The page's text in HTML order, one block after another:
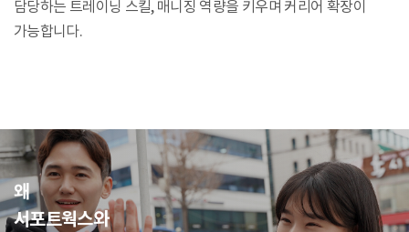
담당하는 트레이닝 스킬, 매니징 역량을 키우며 커리어 확장이
가능합니다.
왜
서포트웍스와